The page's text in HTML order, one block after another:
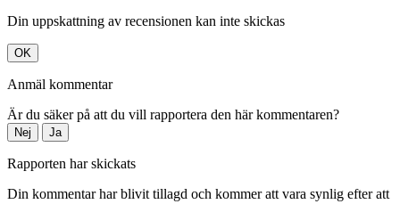
Din uppskattning av recensionen kan inte skickas
OK
Anmäl kommentar
Är du säker på att du vill rapportera den här kommentaren?
Nej Ja
Rapporten har skickats
Din kommentar har blivit tillagd och kommer att vara synlig efter att